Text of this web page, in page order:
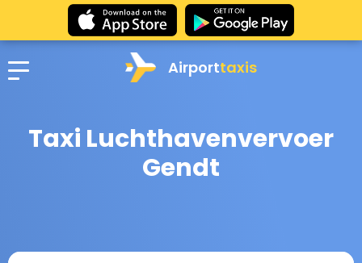
Airporttaxis
Taxi Luchthavenvervoer
Gendt